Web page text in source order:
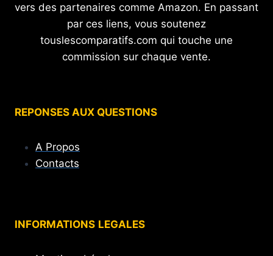
vers des partenaires comme Amazon. En passant
par ces liens, vous soutenez
touslescomparatifs.com qui touche une
commission sur chaque vente.
REPONSES AUX QUESTIONS
A Propos
Contacts
INFORMATIONS LEGALES